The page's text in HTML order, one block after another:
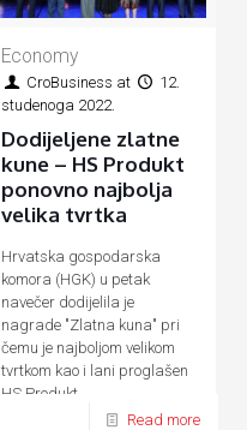
Economy
CroBusiness at
12.
studenoga 2022.
Dodijeljene zlatne
kune – HS Produkt
ponovno najbolja
velika tvrtka
Hrvatska gospodarska
komora (HGK) u petak
navečer dodijelila je
nagrade "Zlatna kuna" pri
čemu je najboljom velikom
tvrtkom kao i lani proglašen
HS Produkt
Read more